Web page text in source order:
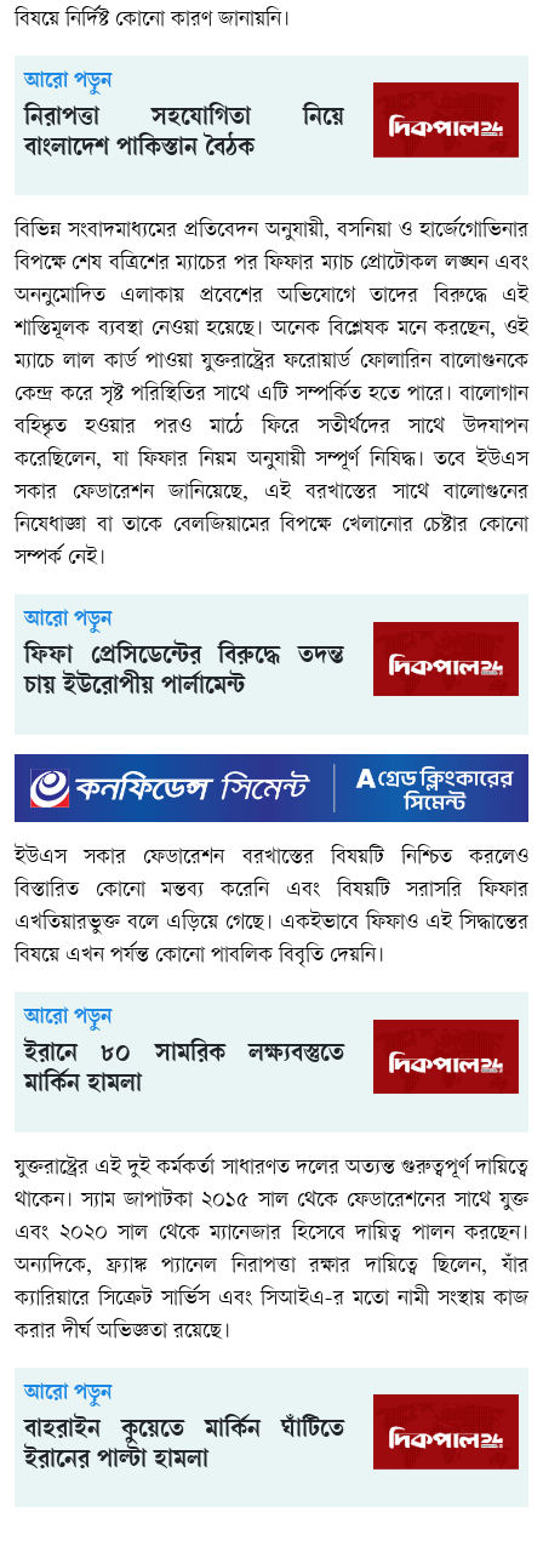
বিষয়ে নির্দিষ্ট কোনো কারণ জানায়নি।
আরো পড়ুন
নিরাপত্তা সহযোগিতা নিয়ে
বাংলাদেশ পাকিস্তান বৈঠক
বিভিন্ন সংবাদমাধ্যমের প্রতিবেদন অনুযায়ী, বসনিয়া ও হার্জেগোভিনার
বিপক্ষে শেষ বত্রিশের ম্যাচের পর ফিফার ম্যাচ প্রোটোকল লঙ্ঘন এবং
অননুমোদিত এলাকায় প্রবেশের অভিযোগে তাদের বিরুদ্ধে এই
শাস্তিমূলক ব্যবস্থা নেওয়া হয়েছে। অনেক বিশ্লেষক মনে করছেন, ওই
ম্যাচে লাল কার্ড পাওয়া যুক্তরাষ্ট্রের ফরোয়ার্ড ফোলারিন বালোগুনকে
কেন্দ্র করে সৃষ্ট পরিস্থিতির সাথে এটি সম্পর্কিত হতে পারে। বালোগান
বহিষ্কৃত হওয়ার পরও মাঠে ফিরে সতীর্থদের সাথে উদযাপন
করেছিলেন, যা ফিফার নিয়ম অনুযায়ী সম্পূর্ণ নিষিদ্ধ। তবে ইউএস
সকার ফেডারেশন জানিয়েছে, এই বরখাস্তের সাথে বালোগুনের
নিষেধাজ্ঞা বা তাকে বেলজিয়ামের বিপক্ষে খেলানোর চেষ্টার কোনো
সম্পর্ক নেই।
আরো পড়ুন
ফিফা প্রেসিডেন্টের বিরুদ্ধে তদন্ত
চায় ইউরোপীয় পার্লামেন্ট
ইউএস সকার ফেডারেশন বরখাস্তের বিষয়টি নিশ্চিত করলেও
বিস্তারিত কোনো মন্তব্য করেনি এবং বিষয়টি সরাসরি ফিফার
এখতিয়ারভুক্ত বলে এড়িয়ে গেছে। একইভাবে ফিফাও এই সিদ্ধান্তের
বিষয়ে এখন পর্যন্ত কোনো পাবলিক বিবৃতি দেয়নি।
আরো পড়ুন
ইরানে ৮০ সামরিক লক্ষ্যবস্তুতে
মার্কিন হামলা
যুক্তরাষ্ট্রের এই দুই কর্মকর্তা সাধারণত দলের অত্যন্ত গুরুত্বপূর্ণ দায়িত্বে
থাকেন। স্যাম জাপাটকা ২০১৫ সাল থেকে ফেডারেশনের সাথে যুক্ত
এবং ২০২০ সাল থেকে ম্যানেজার হিসেবে দায়িত্ব পালন করছেন।
অন্যদিকে, ফ্র্যাঙ্ক প্যানেল নিরাপত্তা রক্ষার দায়িত্বে ছিলেন, যাঁর
ক্যারিয়ারে সিক্রেট সার্ভিস এবং সিআইএ-র মতো নামী সংস্থায় কাজ
করার দীর্ঘ অভিজ্ঞতা রয়েছে।
আরো পড়ুন
বাহরাইন কুয়েতে মার্কিন ঘাঁটিতে
ইরানের পাল্টা হামলা